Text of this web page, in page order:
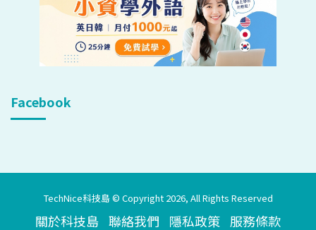
Facebook
TechNice科技島 © Copyright 2026, All Rights Reserved
關於科技島 聯絡我們 隱私政策 服務條款